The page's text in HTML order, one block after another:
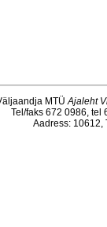
MTÜAjaleht
Tel/faks 672 0986, tel
Aadress: 10612,